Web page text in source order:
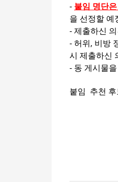
- 붙임 명단
을 선정할 예
- 제출하신
- 허위, 비방
시 제출하신
- 동 게시물
붙임 추천